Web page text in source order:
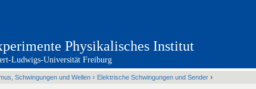
Übersicht / Sitemap
Mechanik der festen Körper
Mechanik der Flüssigkeiten
Schwingungen und Wellen
Physikalisches Institut
Ludwigs-Universität Freiburg
Schwingungen und Wellen › Elektrische Schwingungen und Sender ›